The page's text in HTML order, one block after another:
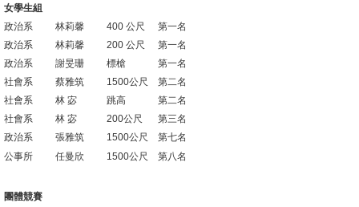
化
高
教
深
耕
辦
及
女學生組
政治系
林莉馨 400 公尺
第一名
政治系
林莉馨 200 公尺
第一名
政治系
謝旻珊 標槍
第一名
社會系
蔡雅筑 1500公尺
第二名
社會系
林 宓 跳高
第二名
社會系
林 宓 200公尺
第三名
政治系
張雅筑 1500公尺
第七名
公事所
任曼欣 1500公尺 第八名
團體競賽